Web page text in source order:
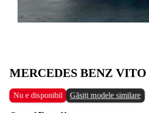
MERCEDES BENZ VITO
Nu e disponibil Găsiți modele similare